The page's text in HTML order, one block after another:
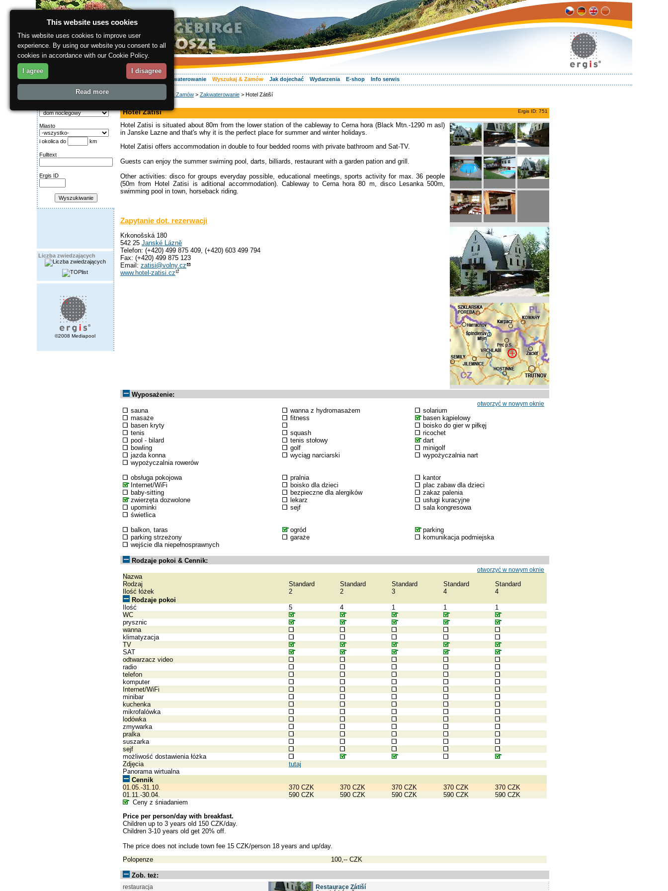
O regionie Wasz urlop Zakwaterowanie Wyszukaj & Zamów Jak dojechać Wydarzenia E-shop Info serwis
Wyszukiwanie:
Miasto
i okolica do km
Fulltext
Ergis ID
Liczba zwiedzających
©2008 Mediapool
Wyszukaj & Zamów > Zakwaterowanie > Hotel Zátiší
Ergis ID: 751
Hotel Zátiší
Hotel Zatisi is situated about 80m from the lower station of the cableway to Cerna hora (Black Mtn.-1290 m asl)
in Janske Lazne and that's why it is the perfect place for summer and winter holidays.
Hotel Zatisi offers accommodation in double to four bedded rooms with private bathroom and Sat-TV.
Guests can enjoy the summer swiming pool, darts, billiards, restaurant with a garden pation and grill.
Other activities: disco for groups everyday possible, educational meetings, sports activity for max. 36 people
(50m from Hotel Zatisi is aditional accommodation). Cableway to Cerna hora 80 m, disco Lesanka 500m,
swimming pool in town, horseback riding.
Zapytanie dot. rezerwacji
Krkonošská 180
542 25 Janské Lázně
Telefon: (+420) 499 875 409, (+420) 603 499 794
Fax: (+420) 499 875 123
Email: zatisi@volny.cz
www.hotel-zatisi.cz
Wyposażenie:
otworzyć w nowym oknie
sauna wanna z hydromasażem
solarium
masaże
fitness
basen kąpielowy
basen kryty
boisko do gier w piłkęj
tenis
squash
ricochet
pool - bilard
tenis stołowy
dart
bowling
golf
minigolf
jazda konna
wyciąg narciarski
wypożyczalnia nart
wypożyczalnia rowerów
obsługa pokojowa
pralnia
kantor
Internet/WiFi
boisko dla dzieci
plac zabaw dla dzieci
baby-sitting
bezpieczne dla alergików
zakaz palenia
zwierzęta dozwolone
lekarz
usługi kuracyjne
upominki
sejf
sala kongresowa
świetlica
balkon, taras
ogród
parking
parking strzeżony
garaże
komunikacja podmiejska
wejście dla niepełnosprawnych
Rodzaje pokoi & Cennik:
otworzyć w nowym oknie
Nazwa
Rodzaj
Standard Standard Standard Standard
Standard
Ilość łóżek
2 2 3 4
4
Rodzaje pokoi
Ilość
5 4 1 1
1
WC
prysznic
wanna
klimatyzacja
TV
SAT
odtwarzacz video
radio
telefon
komputer
Internet/WiFi
minibar
kuchenka
mikrofalówka
lodówka
zmywarka
pralka
suszarka
sejf
możliwość dostawienia łóżka
Zdjęcia
tutaj
Panorama wirtualna
Cennik
01.05.-31.10.
370 CZK 370 CZK 370 CZK 370 CZK
370 CZK
01.11.-30.04.
590 CZK 590 CZK 590 CZK 590 CZK
590 CZK
Ceny z śniadaniem
Price per person/day with breakfast.
Children up to 3 years old 150 CZK/day.
Children 3-10 years old get 20% off.
The price does not include town fee 15 CZK/person 18 years and up/day.
Polopenze
100,-- CZK
Zob. też:
restauracja
Restaurace Zátiší
This website uses cookies
This website uses cookies to improve user
experience. By using our website you consent to all
cookies in accordance with our Cookie Policy.
I agree I disagree
Read more